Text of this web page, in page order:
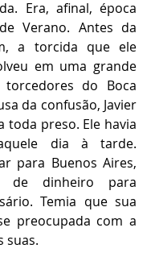
Era, afinal, época
Verano. Antes da
a torcida que ele
em uma grande
do Boca
da confusão, Javier
toda preso. Ele havia
dia à tarde.
para Buenos Aires,
de dinheiro para
Temia que sua
preocupada com a
suas.